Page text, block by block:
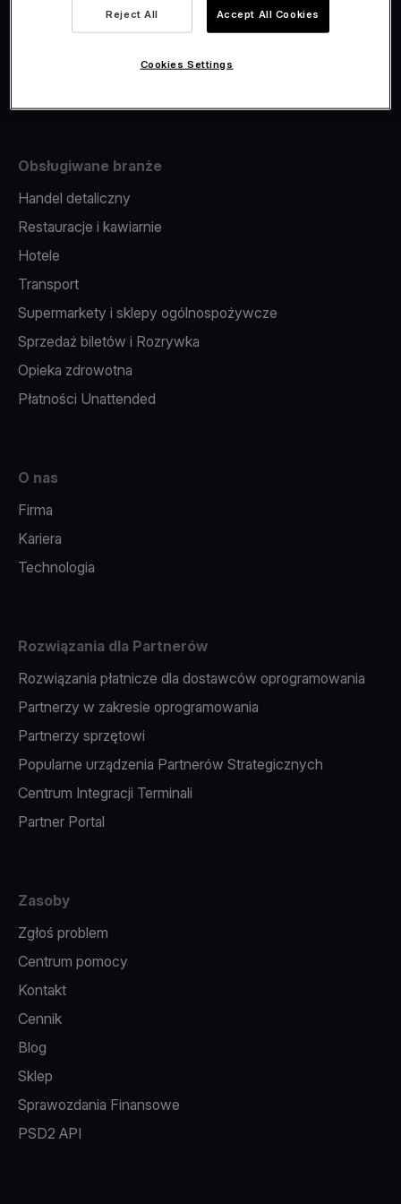
Fiskalizacja
Obsługiwane branże
Handel detaliczny
Restauracje i kawiarnie
Hotele
Transport
Supermarkety i sklepy ogólnospożywcze
Sprzedaż biletów i Rozrywka
Opieka zdrowotna
Płatności Unattended
O nas
Firma
Kariera
Technologia
Rozwiązania dla Partnerów
Rozwiązania płatnicze dla dostawców oprogramowania
Partnerzy w zakresie oprogramowania
Partnerzy sprzętowi
Popularne urządzenia Partnerów Strategicznych
Centrum Integracji Terminali
Partner Portal
Zasoby
Zgłoś problem
Centrum pomocy
Kontakt
Cennik
Blog
Sklep
Sprawozdania Finansowe
PSD2 API
Reject All Accept All Cookies
Cookies Settings